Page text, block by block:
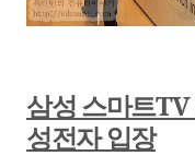
삼성 스마트TV
성전자 입장